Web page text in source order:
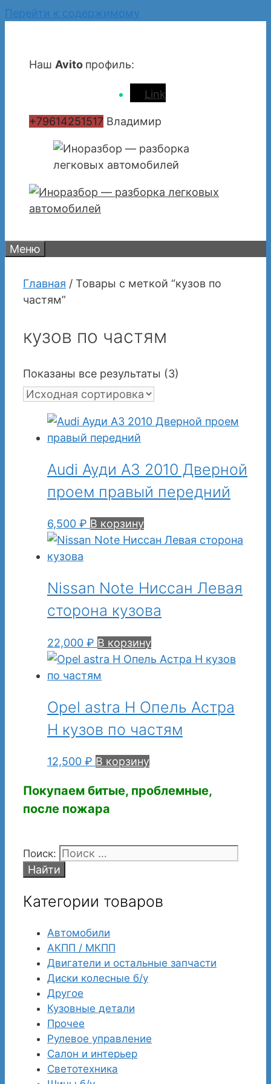
Перейти к содержимому
Наш Avito профиль:
Link
+79614251517 Владимир
Меню
Главная / Товары с меткой “кузов по
частям”
кузов по частям
Показаны все результаты (3)
Audi Ауди А3 2010 Дверной
проем правый передний
6,500 ₽ В корзину
Nissan Note Ниссан Левая
сторона кузова
22,000 ₽ В корзину
Opel astra H Опель Астра
Н кузов по частям
12,500 ₽ В корзину
Покупаем битые, проблемные,
после пожара
Поиск:
Категории товаров
Автомобили
АКПП / МКПП
Двигатели и остальные запчасти
Диски колесные б/у
Другое
Кузовные детали
Прочее
Рулевое управление
Салон и интерьер
Светотехника